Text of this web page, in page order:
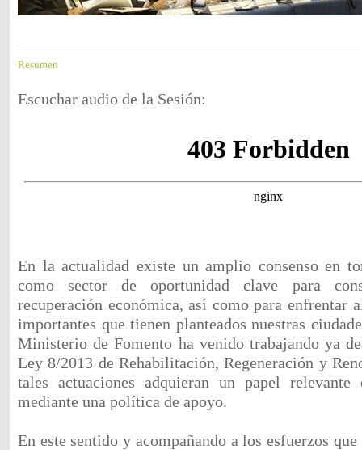
Resumen
Escuchar audio de la Sesión:
En la actualidad existe un amplio consenso en
como sector de oportunidad clave para
recuperación económica, así como para enfrentar
importantes que tienen planteados nuestras
Ministerio de Fomento ha venido trabajando ya
Ley 8/2013 de Rehabilitación, Regeneración y
tales actuaciones adquieran un papel
mediante una política de apoyo.
En este sentido y acompañando a los esfuerzos